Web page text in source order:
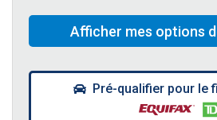
Pré-qualifier pour le